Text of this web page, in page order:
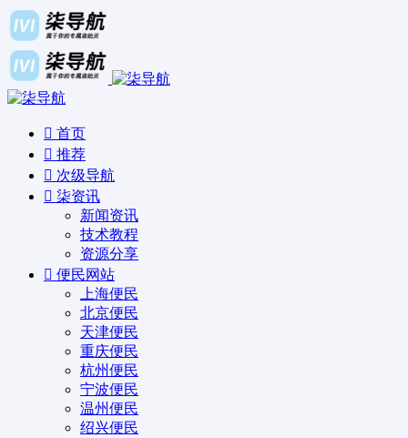
首页
推荐
次级导航
柒资讯
新闻资讯
技术教程
资源分享
便民网站
上海便民
北京便民
天津便民
重庆便民
杭州便民
宁波便民
温州便民
绍兴便民